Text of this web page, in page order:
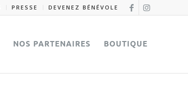
PRESSE DEVENEZ BÉNÉVOLE
NOS PARTENAIRES BOUTIQUE